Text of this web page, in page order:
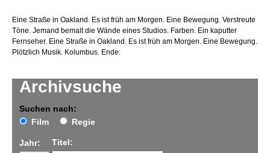
Archivsuche
Suchen nach:
Film
Regie
Jahr: Titel:
Eine Straße in Oakland. Es ist früh am Morgen. Eine Bewegung. Verstreute
Töne. Jemand bemalt die Wände eines Studios. Farben. Ein kaputter
Fernseher. Eine Straße in Oakland. Es ist früh am Morgen. Eine Bewegung.
Plötzlich Musik. Kolumbus. Ende.